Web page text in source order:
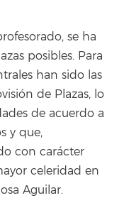
se ha
posibles. Para
han sido las
de Plazas, lo
de acuerdo a
y que,
con carácter
celeridad en
Aguilar.